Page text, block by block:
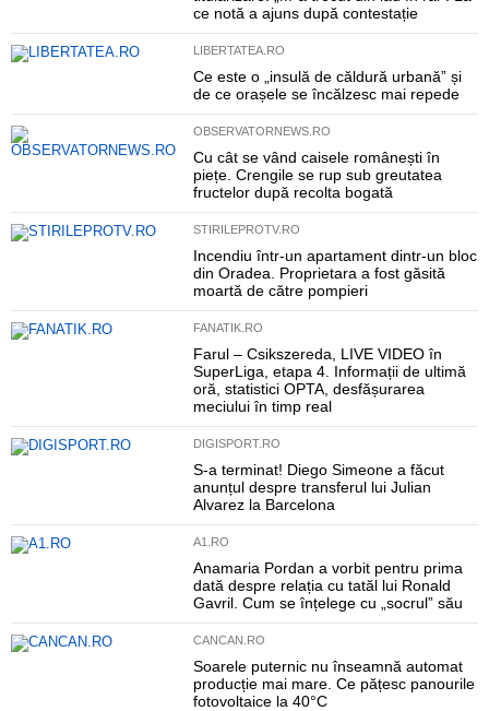
ce notă a ajuns după contestație
LIBERTATEA.RO
Ce este o „insulă de căldură urbană” și
de ce orașele se încălzesc mai repede
OBSERVATORNEWS.RO
Cu cât se vând caisele românești în
piețe. Crengile se rup sub greutatea
fructelor după recolta bogată
STIRILEPROTV.RO
Incendiu într-un apartament dintr-un bloc
din Oradea. Proprietara a fost găsită
moartă de către pompieri
FANATIK.RO
Farul – Csikszereda, LIVE VIDEO în
SuperLiga, etapa 4. Informații de ultimă
oră, statistici OPTA, desfășurarea
meciului în timp real
DIGISPORT.RO
S-a terminat! Diego Simeone a făcut
anunțul despre transferul lui Julian
Alvarez la Barcelona
A1.RO
Anamaria Pordan a vorbit pentru prima
dată despre relația cu tatăl lui Ronald
Gavril. Cum se înțelege cu „socrul” său
CANCAN.RO
Soarele puternic nu înseamnă automat
producție mai mare. Ce pățesc panourile
fotovoltaice la 40°C